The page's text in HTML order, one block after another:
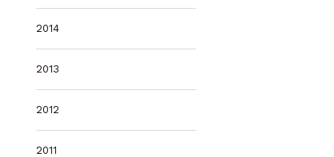
2014
2013
2012
2011